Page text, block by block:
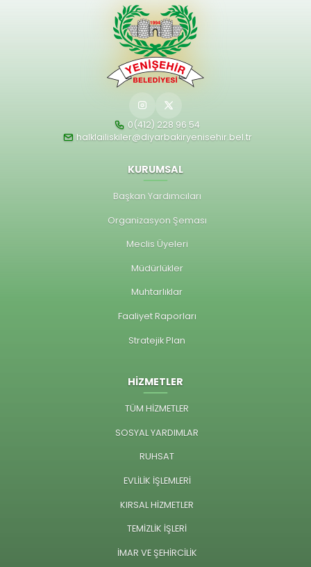
0(412) 228 96 54
halklailiskiler@diyarbakiryenisehir.bel.tr
KURUMSAL
Başkan Yardımcıları
Organizasyon Şeması
Meclis Üyeleri
Müdürlükler
Muhtarlıklar
Faaliyet Raporları
Stratejik Plan
HİZMETLER
TÜM HİZMETLER
SOSYAL YARDIMLAR
RUHSAT
EVLİLİK İŞLEMLERİ
KIRSAL HİZMETLER
TEMİZLİK İŞLERİ
İMAR VE ŞEHİRCİLİK